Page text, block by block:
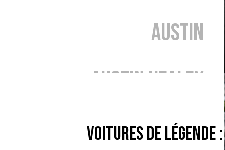
Austin
Austin Healey
BMW
Voitures de